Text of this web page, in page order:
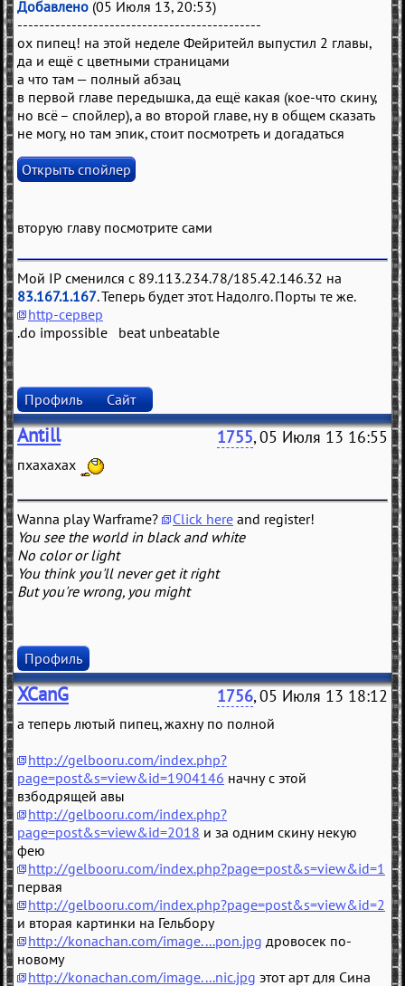
Добавлено (05 Июля 13, 20:53)
---------------------------------------------
ох пипец! на этой неделе Фейритейл выпустил 2 главы,
да и ещё с цветными страницами
а что там — полный абзац
в первой главе передышка, да ещё какая (кое-что скину,
но всё – спойлер), а во второй главе, ну в общем сказать
не могу, но там эпик, стоит посмотреть и догадаться
вторую главу посмотрите сами
Мой IP сменился с 89.113.234.78/185.42.146.32 на
83.167.1.167. Теперь будет этот. Надолго. Порты те же.
http-сервер
.do impossible beat unbeatable
Профиль Сайт
Antill 1755, 05 Июля 13 16:55
пхахахах
Wanna play Warframe? Click here and register!
You see the world in black and white
No color or light
You think you'll never get it right
But you're wrong, you might
Профиль
XCanG 1756, 05 Июля 13 18:12
а теперь лютый пипец, жахну по полной
http://gelbooru.com/index.php?
page=post&s=view&id=1904146 начну с этой
взбодрящей авы
http://gelbooru.com/index.php?
page=post&s=view&id=2018 и за одним скину некую
фею
http://gelbooru.com/index.php?page=post&s=view&id=1
первая
http://gelbooru.com/index.php?page=post&s=view&id=2
и вторая картинки на Гельбору
http://konachan.com/image....pon.jpg дровосек по-
новому
http://konachan.com/image....nic.jpg этот арт для Сина